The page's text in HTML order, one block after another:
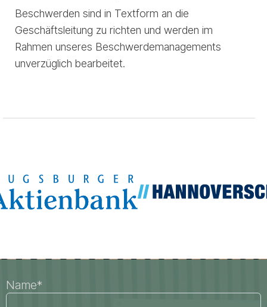
Beschwerden sind in Textform an die
Geschäftsleitung zu richten und werden im
Rahmen unseres Beschwerdemanagements
unverzüglich bearbeitet.
Name*